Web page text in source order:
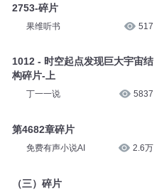
2753-碎片
果维听书 517
1012 - 时空起点发现巨大宇宙结
构碎片-上
丁一一说 5837
第4682章碎片
免费有声小说AI 2.6万
（三）碎片